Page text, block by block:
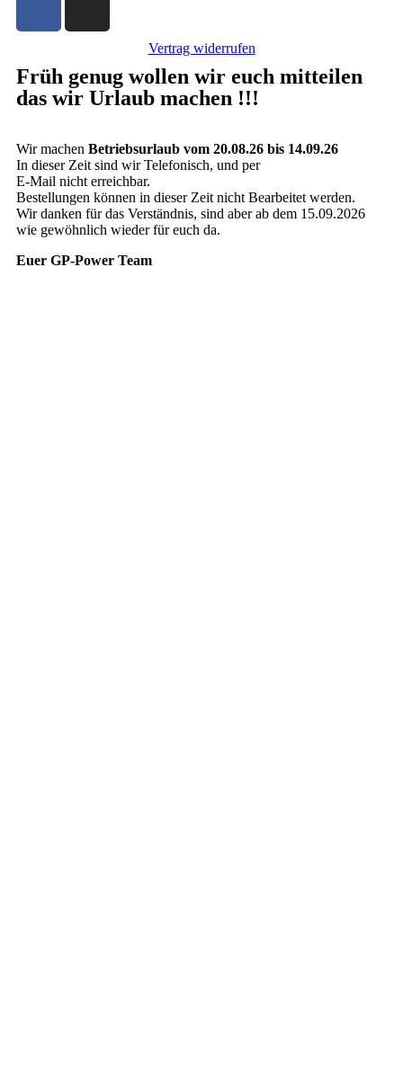
Vertrag widerrufen
Früh genug wollen wir euch mitteilen
das wir Urlaub machen !!!
Wir machen Betriebsurlaub vom 20.08.26 bis 14.09.26
In dieser Zeit sind wir Telefonisch, und per
E-Mail nicht erreichbar.
Bestellungen können in dieser Zeit nicht Bearbeitet werden.
Wir danken für das Verständnis, sind aber ab dem 15.09.2026
wie gewöhnlich wieder für euch da.
Euer GP-Power Team